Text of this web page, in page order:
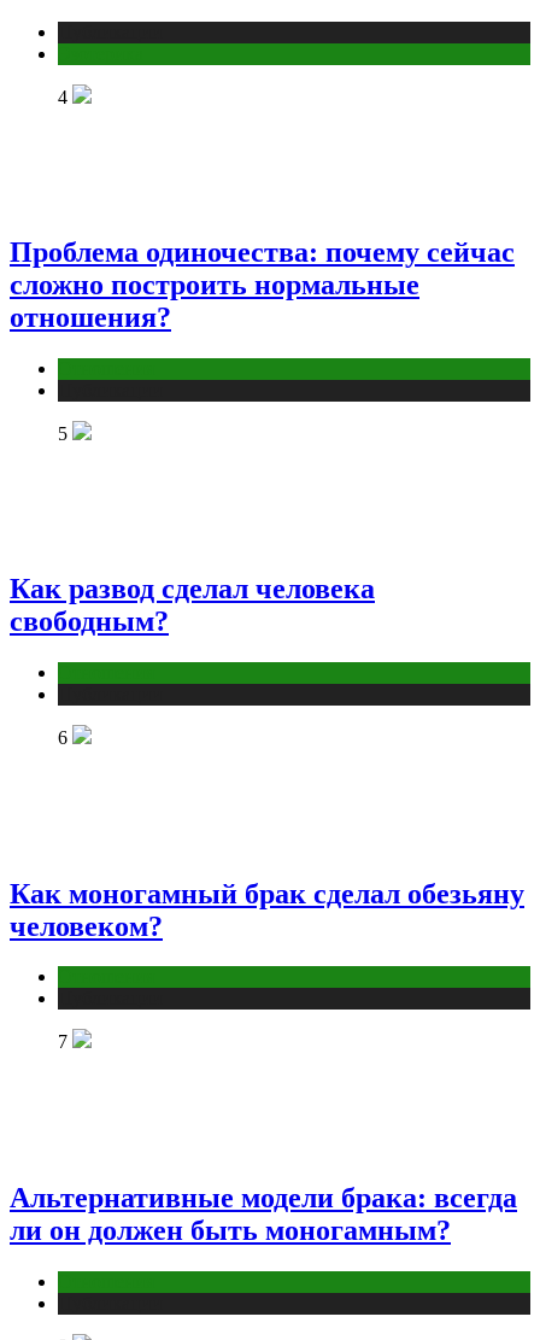
4
Проблема одиночества: почему сейчас
сложно построить нормальные
отношения?
5
Как развод сделал человека
свободным?
6
Как моногамный брак сделал обезьяну
человеком?
7
Альтернативные модели брака: всегда
ли он должен быть моногамным?